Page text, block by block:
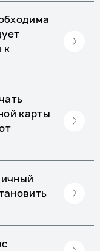
к
карты